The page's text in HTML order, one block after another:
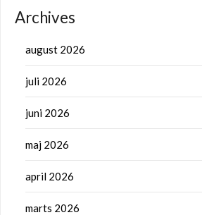
Archives
august 2026
juli 2026
juni 2026
maj 2026
april 2026
marts 2026